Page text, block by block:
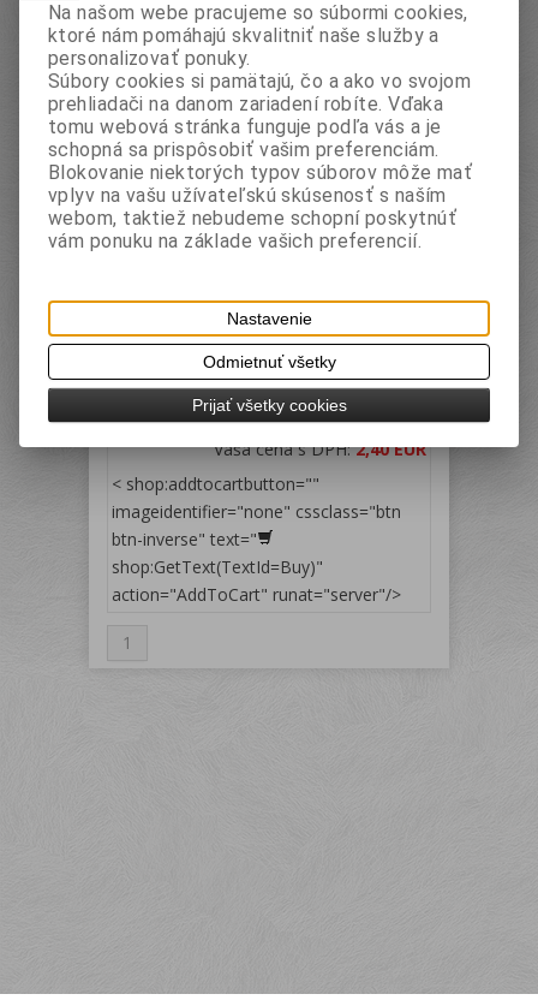
Zoradiť podľa: ( Katalogového čísla)
Paletka maliarska - plastová
CLA2047
Termín dodania (dni):2
0,056 kg Počet v balení:
EAN:5997875720476
obsahuje prepážky až na 10 farieb, balené v
sáčku so závesným uškom
Vaša cena bez DPH:2 EUR
Vaša cena s DPH:2,40 EUR
< shop:addtocartbutton=""
imageidentifier="none" cssclass="btn
btn-inverse" text="
shop:GetText(TextId=Buy)"
action="AddToCart" runat="server"/>
1
Na našom webe pracujeme so súbormi cookies,
ktoré nám pomáhajú skvalitniť naše služby a
personalizovať ponuky.
Súbory cookies si pamätajú, čo a ako vo svojom
prehliadači na danom zariadení robíte. Vďaka
tomu webová stránka funguje podľa vás a je
schopná sa prispôsobiť vašim preferenciám.
Blokovanie niektorých typov súborov môže mať
vplyv na vašu užívateľskú skúsenosť s naším
webom, taktiež nebudeme schopní poskytnúť
vám ponuku na základe vašich preferencií.
Nastavenie
Odmietnuť všetky
Prijať všetky cookies